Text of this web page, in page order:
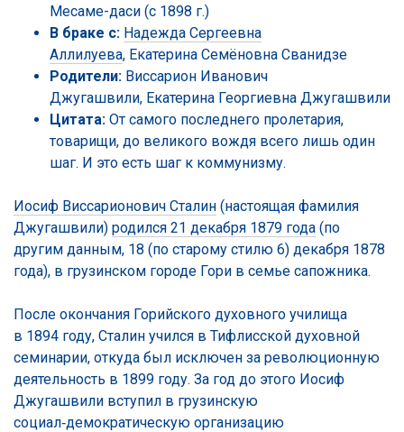
Месаме-даси (с 1898 г.)
В браке с: Надежда Сергеевна
Аллилуева, Екатерина Семёновна Сванидзе
Родители: Виссарион Иванович
Джугашвили, Екатерина Георгиевна Джугашвили
Цитата: От самого последнего пролетария,
товарищи, до великого вождя всего лишь один
шаг. И это есть шаг к коммунизму.
Иосиф Виссарионович Сталин (настоящая фамилия
Джугашвили) родился 21 декабря 1879 года (по
другим данным, 18 (по старому стилю 6) декабря 1878
года), в грузинском городе Гори в семье сапожника.
После окончания Горийского духовного училища
в 1894 году, Сталин учился в Тифлисской духовной
семинарии, откуда был исключен за революционную
деятельность в 1899 году. За год до этого Иосиф
Джугашвили вступил в грузинскую
социал‑демократическую организацию